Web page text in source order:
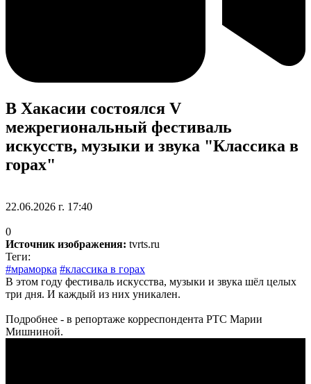
В Хакасии состоялся V
межрегиональный фестиваль
искусств, музыки и звука "Классика в
горах"
22.06.2026 г. 17:40
0
Источник изображения: tvrts.ru
Теги:
#мраморка #классика в горах
В этом году фестиваль искусства, музыки и звука шёл целых
три дня. И каждый из них уникален.
Подробнее - в репортаже корреспондента РТС Марии
Мишниной.